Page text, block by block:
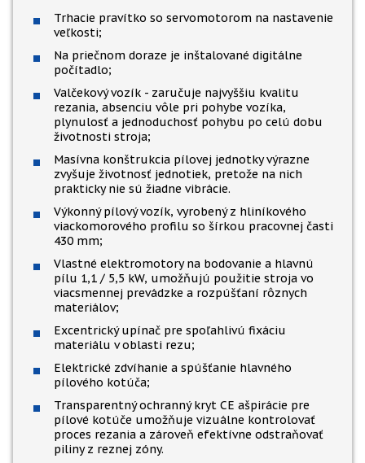
Trhacie pravítko so servomotorom na nastavenie
veľkosti;
Na priečnom doraze je inštalované digitálne
počítadlo;
Valčekový vozík - zaručuje najvyššiu kvalitu
rezania, absenciu vôle pri pohybe vozíka,
plynulosť a jednoduchosť pohybu po celú dobu
životnosti stroja;
Masívna konštrukcia pílovej jednotky výrazne
zvyšuje životnosť jednotiek, pretože na nich
prakticky nie sú žiadne vibrácie.
Výkonný pílový vozík, vyrobený z hliníkového
viackomorového profilu so šírkou pracovnej časti
430 mm;
Vlastné elektromotory na bodovanie a hlavnú
pílu 1,1 / 5,5 kW, umožňujú použitie stroja vo
viacsmennej prevádzke a rozpúšťaní rôznych
materiálov;
Excentrický upínač pre spoľahlivú fixáciu
materiálu v oblasti rezu;
Elektrické zdvíhanie a spúšťanie hlavného
pílového kotúča;
Transparentný ochranný kryt CE ašpirácie pre
pílové kotúče umožňuje vizuálne kontrolovať
proces rezania a zároveň efektívne odstraňovať
piliny z reznej zóny.